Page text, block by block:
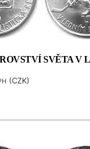
SVĚTA V
(CZK)